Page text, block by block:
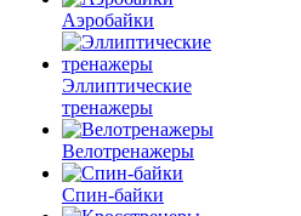
Аэробайки
Эллиптические
тренажеры
Велотренажеры
Спин-байки